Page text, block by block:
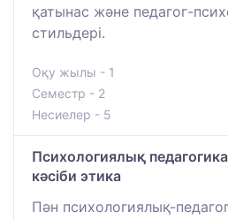
қатынас және педагог-
стильдері.
Оқу жылы - 1
Семестр - 2
Несиелер - 5
Психологиялық
кәсіби этика
Пән психологиялық-